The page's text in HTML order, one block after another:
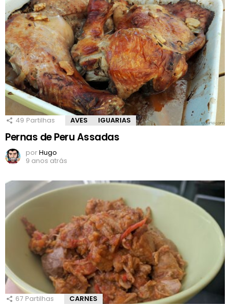
49 Partilhas AVES IGUARIAS
Pernas de Peru Assadas
porHugo
9 anos atrás
67 Partilhas CARNES